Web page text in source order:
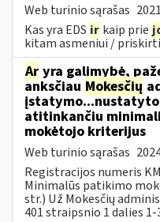
Web turinio sąrašas
Kas yra EDS ir kaip prie
kitam asmeniui /
Ar yra galimybė,
anksčiau Mokesčių
atitinkančiu
mokėtojo kriterijus
Web turinio sąrašas
Registracijos numeris
Minimalūs patikimo
str.) Už Mokesčių
401 straipsnio 1 dalies 1-